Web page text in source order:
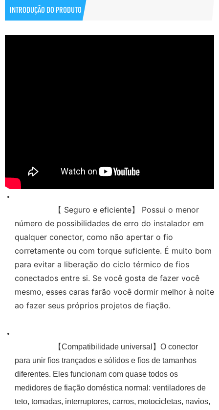
INTRODUÇÃO DO PRODUTO
【 Seguro e eficiente】 Possui o menor
número de possibilidades de erro do instalador em
qualquer conector, como não apertar o fio
corretamente ou com torque suficiente. É muito bom
para evitar a liberação do ciclo térmico de fios
conectados entre si. Se você gosta de fazer você
mesmo, esses caras farão você dormir melhor à noite
ao fazer seus próprios projetos de fiação.
【Compatibilidade universal】O conector
para unir fios trançados e sólidos e fios de tamanhos
diferentes. Eles funcionam com quase todos os
medidores de fiação doméstica normal: ventiladores de
teto, tomadas, interruptores, carros, motocicletas, navios,